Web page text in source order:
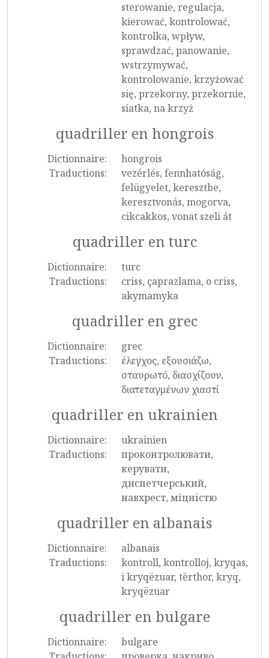
sterowanie, regulacja,
kierować, kontrolować,
kontrolka, wpływ,
sprawdzać, panowanie,
wstrzymywać,
kontrolowanie, krzyżować
się, przekorny, przekornie,
siatka, na krzyż
quadriller en hongrois
Dictionnaire:
hongrois
Traductions:
vezérlés, fennhatóság,
felügyelet, keresztbe,
keresztvonás, mogorva,
cikcakkos, vonat szeli át
quadriller en turc
Dictionnaire:
turc
Traductions:
criss, çaprazlama, o criss,
akymamyka
quadriller en grec
Dictionnaire:
grec
Traductions:
έλεγχος, εξουσιάζω,
σταυρωτό, διασχίζουν,
διατεταγμένων χιαστί
quadriller en ukrainien
Dictionnaire:
ukrainien
Traductions:
проконтролювати,
керувати,
диспетчерський,
навхрест, міцністю
quadriller en albanais
Dictionnaire:
albanais
Traductions:
kontroll, kontrolloj, kryqas,
i kryqëzuar, tërthor, kryq,
kryqëzuar
quadriller en bulgare
Dictionnaire:
bulgare